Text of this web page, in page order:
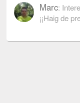
Marc:
¡¡Haig de